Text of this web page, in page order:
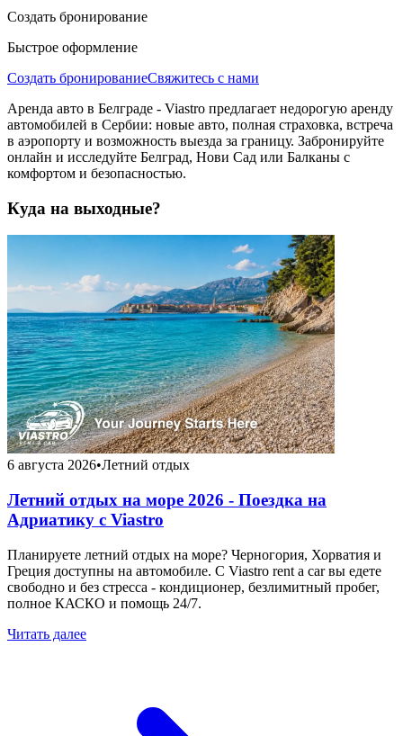
Создать бронирование
Быстрое оформление
Создать бронированиеСвяжитесь с нами
Аренда авто в Белграде - Viastro предлагает недорогую аренду
автомобилей в Сербии: новые авто, полная страховка, встреча
в аэропорту и возможность выезда за границу. Забронируйте
онлайн и исследуйте Белград, Нови Сад или Балканы с
комфортом и безопасностью.
Куда на выходные?
6 августа 2026•Летний отдых
Летний отдых на море 2026 - Поездка на
Адриатику с Viastro
Планируете летний отдых на море? Черногория, Хорватия и
Греция доступны на автомобиле. С Viastro rent a car вы едете
свободно и без стресса - кондиционер, безлимитный пробег,
полное КАСКО и помощь 24/7.
Читать далее